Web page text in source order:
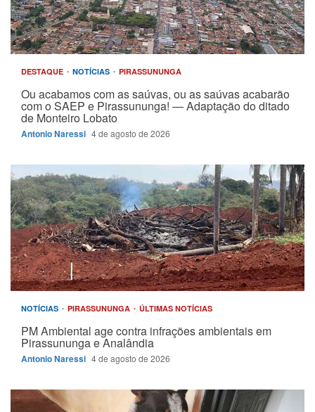
DESTAQUE NOTÍCIAS PIRASSUNUNGA
Ou acabamos com as saúvas, ou as saúvas acabarão
com o SAEP e Pirassununga! — Adaptação do ditado
de Monteiro Lobato
Antonio Naressi 4 de agosto de 2026
NOTÍCIAS PIRASSUNUNGA ÚLTIMAS NOTÍCIAS
PM Ambiental age contra infrações ambientais em
Pirassununga e Analândia
Antonio Naressi 4 de agosto de 2026